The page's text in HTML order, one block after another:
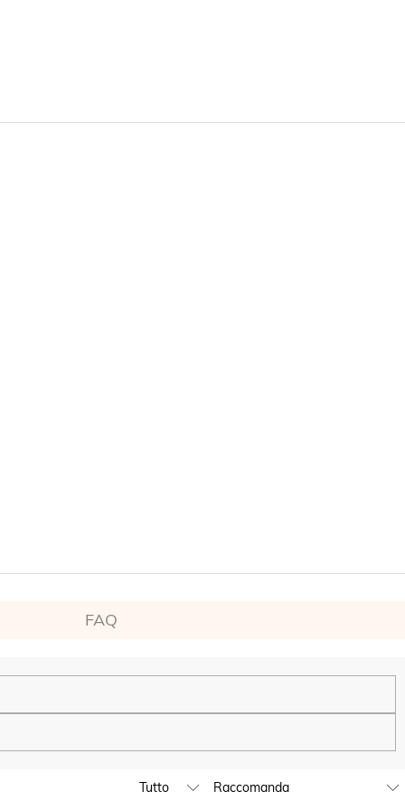
FAQ
Continueremo a espandere la nostra presenza fisica globale